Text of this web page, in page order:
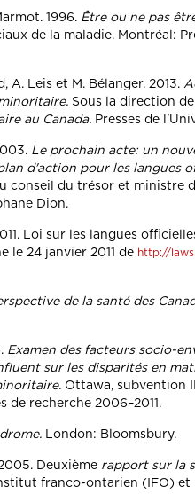
1996. Être ou ne pas
de la maladie. Montréal:
A. Leis et M. Bélanger. 2013.
Sous la direction
au Canada. Presses de
Le prochain acte: un
d'action pour les langues
conseil du trésor et ministre
Dion.
Loi sur les langues
le 24 janvier 2011 de http://
de la santé des
Examen des facteurs socio-
sur les disparités en
Ottawa, subvention
de recherche 2006–2011.
London: Bloomsbury.
Deuxième rapport sur la
franco-ontarien (IFO) et